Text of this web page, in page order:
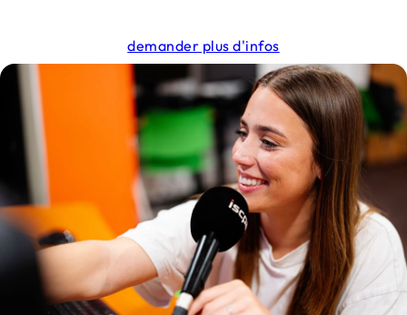
demander plus d'infos